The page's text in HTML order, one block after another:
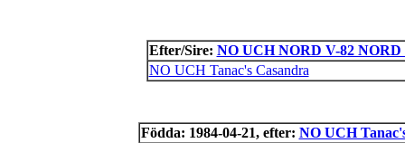
Efter/Sire: NO UCH NORD V-82 NORD
NO UCH Tanac's Casandra
Födda: 1984-04-21, efter: NO UCH